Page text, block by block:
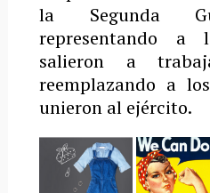
la Segunda
representando a
salieron a
reemplazando a
unieron al ejército.